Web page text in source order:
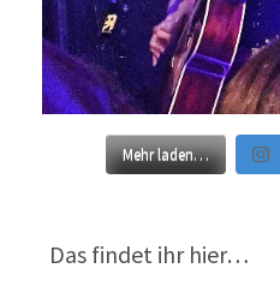
Mehr laden…
Das findet ihr hier…